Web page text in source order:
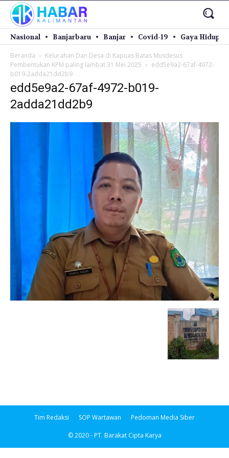
Nasional Banjarbaru Banjar Covid-19 Gaya Hidup
Beranda
Kelurahan Dan Desa di Kapuas Batas Musdesus
Pembentukan KPM paling lambat 31 Mei 2025
edd5e9a2-67af-4972-
b019-2adda21dd2b9
edd5e9a2-67af-4972-b019-
2adda21dd2b9
Tim Redaksi SOP Wartawan Pedoman Media Siber
© 2020 - PT. Barakat Cipta Karya